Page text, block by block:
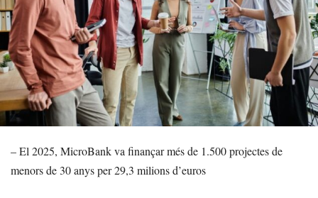
– El 2025, MicroBank va finançar més de 1.500 projectes de
menors de 30 anys per 29,3 milions d’euros